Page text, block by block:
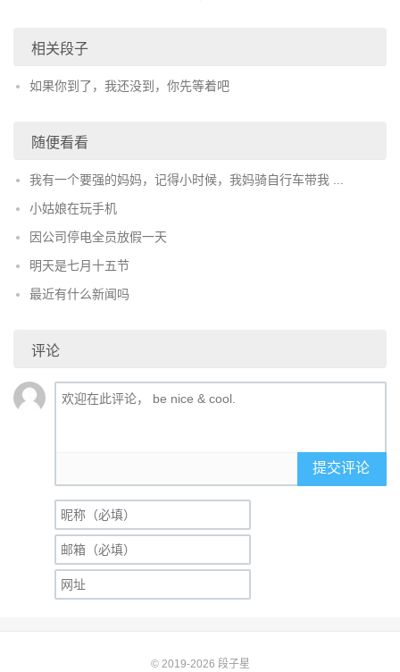
相关段子
如果你到了，我还没到，你先等着吧
随便看看
我有一个要强的妈妈，记得小时候，我妈骑自行车带我 ...
小姑娘在玩手机
因公司停电全员放假一天
明天是七月十五节
最近有什么新闻吗
评论
提交评论
© 2019-2026 段子星